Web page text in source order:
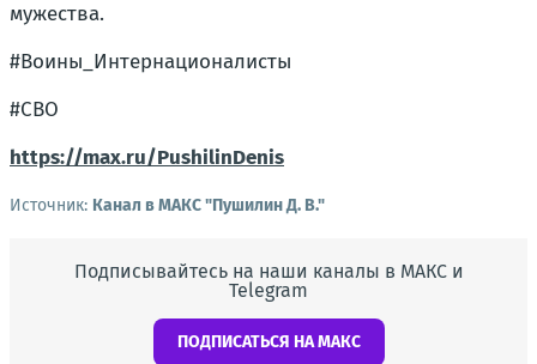
мужества.
#Воины_Интернационалисты
#СВО
https://max.ru/PushilinDenis
Источник: Канал в МАКС "Пушилин Д. В."
Подписывайтесь на наши каналы в МАКС и
Telegram
ПОДПИСАТЬСЯ НА МАКС